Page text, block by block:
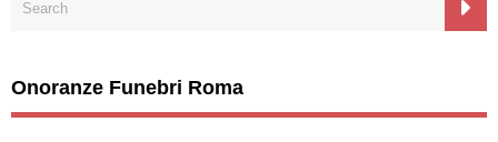
Onoranze Funebri Roma